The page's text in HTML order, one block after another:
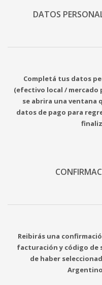
DATOS
Completá tus datos
(efectivo local / mercado
se abrira una
datos de pago para
Reibirás una
facturación y código de
de haber